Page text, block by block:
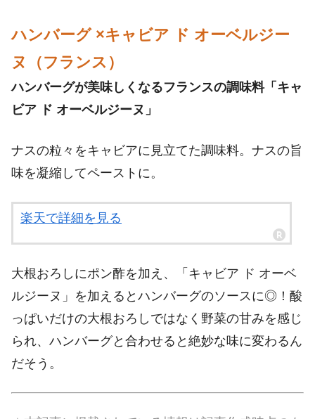
ハンバーグ ×キャビア ド オーベルジー
ヌ（フランス）
ハンバーグが美味しくなるフランスの調味料「キャ
ビア ド オーベルジーヌ」
ナスの粒々をキャビアに見立てた調味料。ナスの旨
味を凝縮してペーストに。
楽天で詳細を見る
大根おろしにポン酢を加え、「キャビア ド オーベ
ルジーヌ」を加えるとハンバーグのソースに◎！酸
っぱいだけの大根おろしではなく野菜の甘みを感じ
られ、ハンバーグと合わせると絶妙な味に変わるん
だそう。